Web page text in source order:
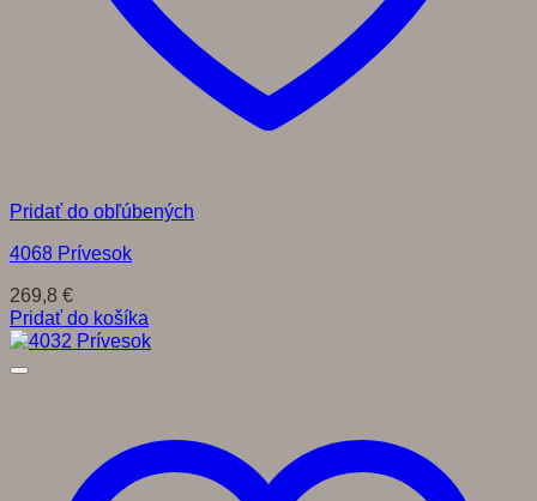
Pridať do obľúbených
4068 Prívesok
269,8 €
Pridať do košíka